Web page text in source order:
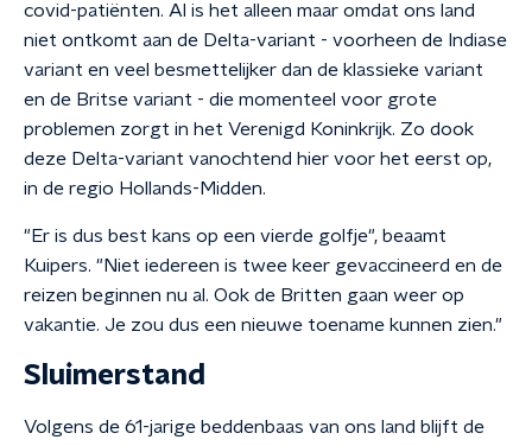
covid-patiënten. Al is het alleen maar omdat ons land
niet ontkomt aan de Delta-variant - voorheen de Indiase
variant en veel besmettelijker dan de klassieke variant
en de Britse variant - die momenteel voor grote
problemen zorgt in het Verenigd Koninkrijk. Zo dook
deze Delta-variant vanochtend hier voor het eerst op,
in de regio Hollands-Midden.
"Er is dus best kans op een vierde golfje", beaamt
Kuipers. "Niet iedereen is twee keer gevaccineerd en de
reizen beginnen nu al. Ook de Britten gaan weer op
vakantie. Je zou dus een nieuwe toename kunnen zien."
Sluimerstand
Volgens de 61-jarige beddenbaas van ons land blijft de